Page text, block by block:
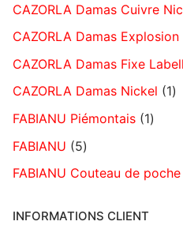
CAZORLA Damas Cuivre
CAZORLA Damas
CAZORLA Damas Fixe
CAZORLA Damas Nickel
1
FABIANU Piémontais 1
FABIANU
5
FABIANU Couteau de poche
INFORMATIONS CLIENT